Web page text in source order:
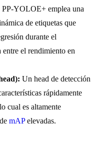
PP-YOLOE+ emplea una
de etiquetas que
durante el
el rendimiento en
Un head de detección
rápidamente
cual es altamente
mAPelevadas.